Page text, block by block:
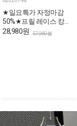
★일요특가 자정마감
50%★프릴 레이스 캉
캉 로맨틱 민소매 원피
28,980원 57,980원